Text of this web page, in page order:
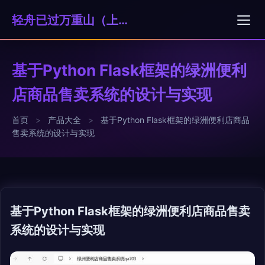
轻舟已过万重山（上海）科技贸易有限公司
基于Python Flask框架的绿洲便利
店商品售卖系统的设计与实现
首页 > 产品大全 >
基于Python Flask框架的绿洲便利店商品
售卖系统的设计与实现
基于Python Flask框架的绿洲便利店商品售卖
系统的设计与实现